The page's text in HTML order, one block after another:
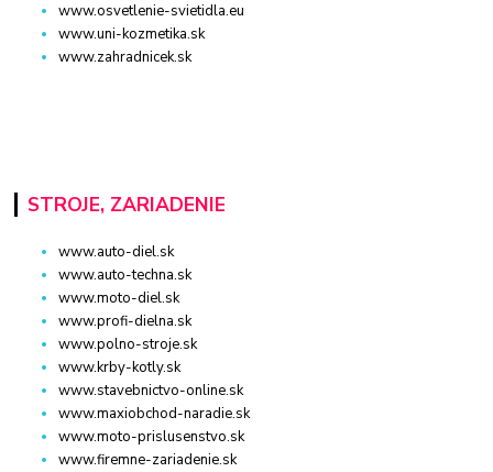
www.osvetlenie-svietidla.eu
www.uni-kozmetika.sk
www.zahradnicek.sk
STROJE, ZARIADENIE
www.auto-diel.sk
www.auto-techna.sk
www.moto-diel.sk
www.profi-dielna.sk
www.polno-stroje.sk
www.krby-kotly.sk
www.stavebnictvo-online.sk
www.maxiobchod-naradie.sk
www.moto-prislusenstvo.sk
www.firemne-zariadenie.sk